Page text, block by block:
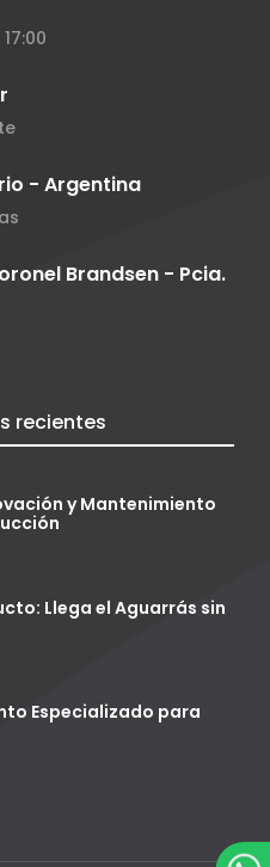
- Argentina
Brandsen - Pcia.
recientes
y Mantenimiento
Llega el Aguarrás sin
Especializado para